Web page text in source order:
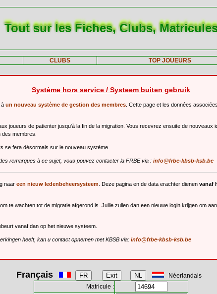
Tout sur les Fiches, Clubs,
CLUBS TOP JOUEURS
Système hors service / Systeem buiten gebruik
à un nouveau système de gestion des membres . Cette page et les données
joueurs de patienter jusqu'à la fin de la migration. Vous recevrez ensuite de nouveaux
membres.
se fera désormais sur le nouveau système.
remarques à ce sujet, vous pouvez contacter la FRBE via : info@frbe-kbsb-ksb.be
naar een nieuw ledenbeheersysteem . Deze pagina en de data erachter dienen vanaf
te wachten tot de migratie afgerond is. Jullie zullen dan een nieuwe login krijgen om
vanaf dan op het nieuwe systeem.
heeft, kan u contact opnemen met KBSB via: info@frbe-kbsb-ksb.be
Français
Néerlandais
Matricule :